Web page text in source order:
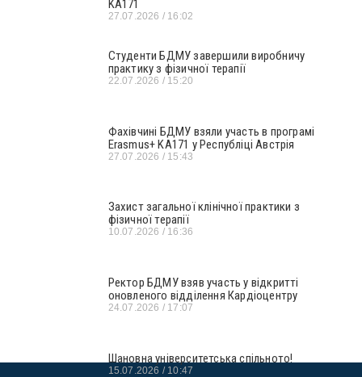
KA171
27.07.2026 16:02
Студенти БДМУ завершили виробничу
практику з фізичної терапії
22.07.2026 15:20
Фахівчині БДМУ взяли участь в програмі
Erasmus+ KA171 у Республіці Австрія
27.07.2026 15:43
Захист загальної клінічної практики з
фізичної терапії
10.07.2026 16:36
Ректор БДМУ взяв участь у відкритті
оновленого відділення Кардіоцентру
24.07.2026 17:07
Шановна університетська спільното!
15.07.2026 10:47